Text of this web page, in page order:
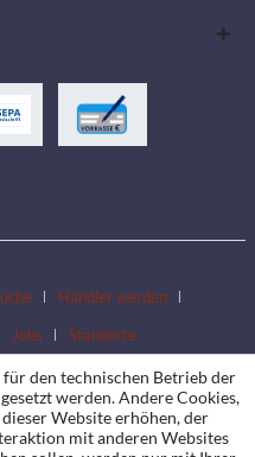
Händler werden
Jobs Standorte
den technischen Betrieb der
werden. Andere Cookies,
Website erhöhen, der
mit anderen Websites